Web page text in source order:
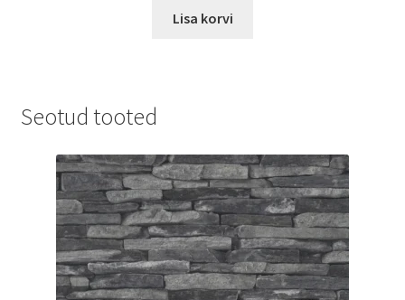
Lisa korvi
Seotud tooted